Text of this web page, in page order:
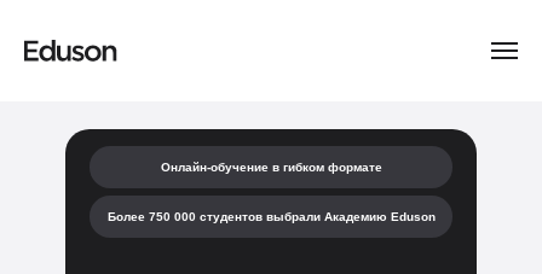
Онлайн-обучение в гибком формате
Более 750 000 студентов выбрали Академию Eduson